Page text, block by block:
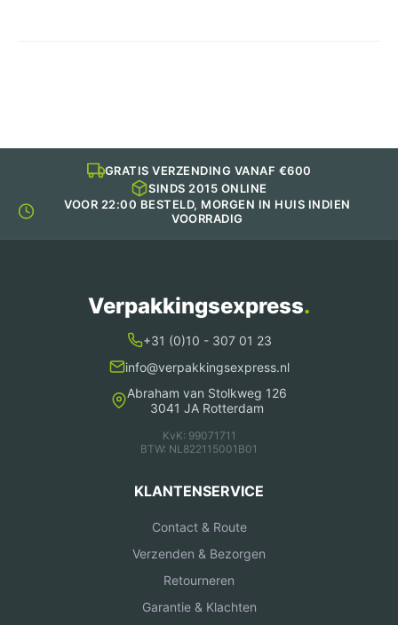
GRATIS VERZENDING VANAF €600
SINDS 2015 ONLINE
VOOR 22:00 BESTELD, MORGEN IN HUIS INDIEN
VOORRADIG
Verpakkingsexpress.
+31 (0)10 - 307 01 23
info@verpakkingsexpress.nl
Abraham van Stolkweg 126
3041 JA Rotterdam
KvK: 99071711
BTW: NL822115001B01
KLANTENSERVICE
Contact & Route
Verzenden & Bezorgen
Retourneren
Garantie & Klachten